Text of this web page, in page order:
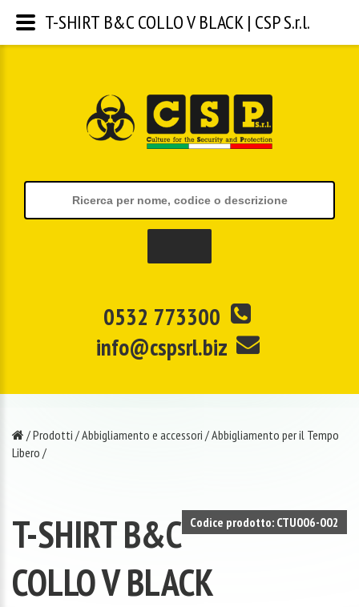
0532 773300
info@cspsrl.biz
/Prodotti /Abbigliamento e accessori /Abbigliamento per il Tempo
Libero /
Codice prodotto: CTU006-002
T-SHIRT B&C
COLLO V BLACK
T-SHIRT B&C COLLO V BLACK | CSP S.r.l.